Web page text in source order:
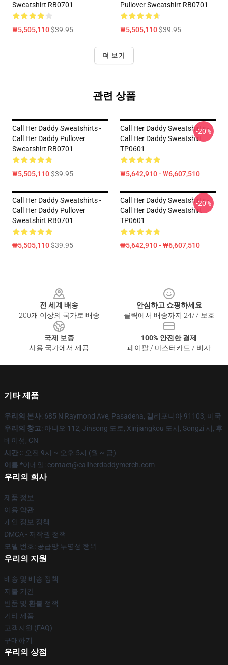
Sweatshirt RB0701
₩5,505,110$39.95
Pullover Sweatshirt RB0701
₩5,505,110$39.95
더 보기
관련 상품
Call Her Daddy Sweatshirts -
Call Her Daddy Pullover
Sweatshirt RB0701
₩5,505,110$39.95
Call Her Daddy Sweatshirts -
Call Her Daddy Sweatshirt
TP0601
₩5,642,910 - ₩6,607,510
-20%
Call Her Daddy Sweatshirts -
Call Her Daddy Pullover
Sweatshirt RB0701
₩5,505,110$39.95
Call Her Daddy Sweatshirts -
Call Her Daddy Sweatshirt
TP0601
₩5,642,910 - ₩6,607,510
-20%
전 세계 배송
200개 이상의 국가로 배송
안심하고 쇼핑하세요
클릭에서 배송까지 24/7 보호
국제 보증
사용 국가에서 제공
100% 안전한 결제
페이팔 / 마스터카드 / 비자
기타 제품
우리의 본사: 685 N Raymond Ave, Pasadena, 캘리포니아 91103, 미국
우리의 창고: 아니오 112, Jinsong 도로, Xinjiangkou 도시, Songzi 시, 후
베이성, CN
시간 :: 오전 9시 ~ 오후 5시 (월 ~ 금)
이름 *이메일: contact@callherdaddymerch.com
우리의 회사
제품 정보
이용 약관
개인 정보 정책
DMCA - 저작권 정책
모델 번호: 공급망 투명성 행위
우리의 지원
배송 및 배송 정책
지불 기간
반품 및 환불 정책
기타 제품
고객지원 (FAQ)
구매하기
우리의 상점